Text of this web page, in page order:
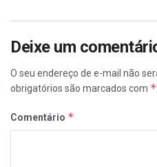
Deixe um
O seu endereço de e-mail não
obrigatórios são marcados com *
Comentário *